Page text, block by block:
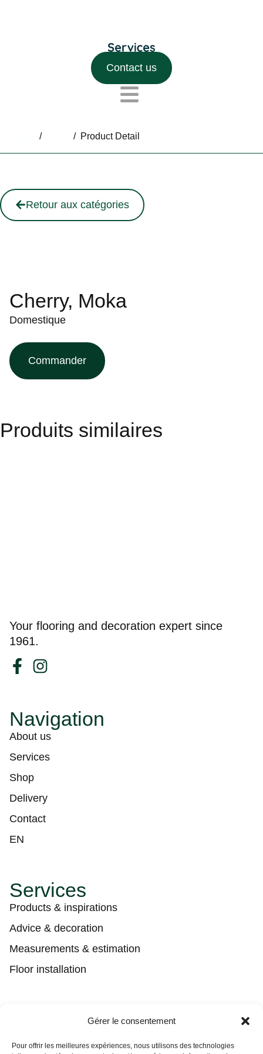
Gérer le consentement
Pour offrir les meilleures expériences, nous utilisons des technologies
Contact us
/ / Product Detail
Retour aux catégories
Cherry, Moka
Domestique
Commander
Produits similaires
Your flooring and decoration expert since
1961.
Navigation
About us
Services
Shop
Delivery
Contact
EN
Services
Products & inspirations
Advice & decoration
Measurements & estimation
Floor installation